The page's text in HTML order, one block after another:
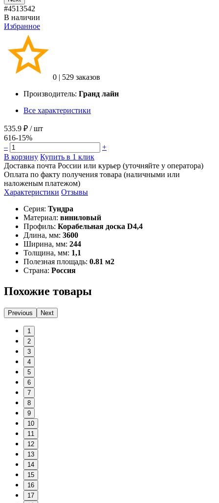
#4513542
В наличии
Избранное
0 | 529 заказов
Производитель: Гранд лайн
Все характеристики
535.9 ₽ / шт
616-15%
–
+
В корзину Купить в 1 клик
Доставка почта России или курьер (уточняйте у оператора)
Оплата по факту получения товара (наличными или
наложеным платежом)
Характеристики Отзывы
Серия: Тундра
Материал: виниловый
Профиль: Корабельная доска D4,4
Длина, мм: 3600
Ширина, мм: 244
Толщина, мм: 1,1
Полезная площадь: 0.81 м2
Страна: Россия
Похожие товары
Previous Next
1
2
3
4
5
6
7
8
9
10
11
12
13
14
15
16
17